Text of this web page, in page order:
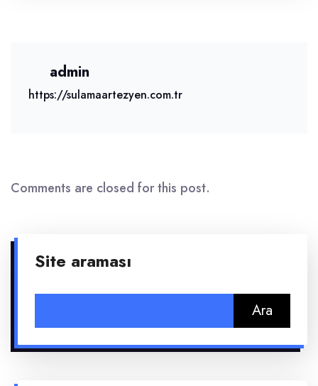
admin
https://sulamaartezyen.com.tr
Comments are closed for this post.
Site araması